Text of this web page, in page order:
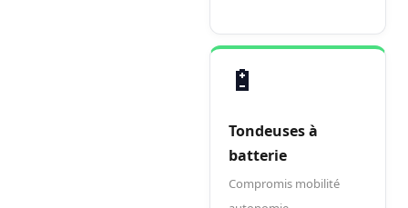
🔋
Tondeuses à
batterie
Compromis mobilité